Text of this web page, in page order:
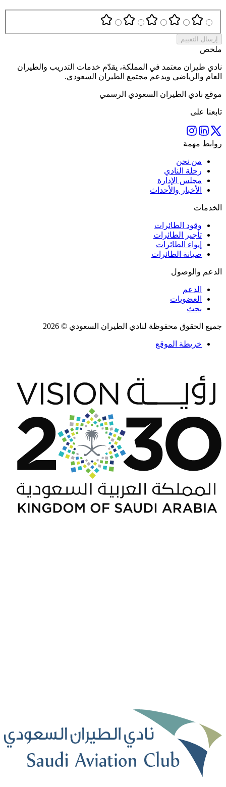
إرسال التقييم
ملخص
نادي طيران معتمد في المملكة، يقدّم خدمات التدريب والطيران
العام والرياضي ويدعم مجتمع الطيران السعودي.
موقع نادي الطيران السعودي الرسمي
تابعنا على
روابط مهمة
من نحن
رحلة النادي
مجلس الإدارة
الأخبار والأحداث
الخدمات
وقود الطائرات
تأجير الطائرات
إيواء الطائرات
صيانة الطائرات
الدعم والوصول
الدعم
العضويات
بحث
جميع الحقوق محفوظة لنادي الطيران السعودي © 2026
خريطة الموقع